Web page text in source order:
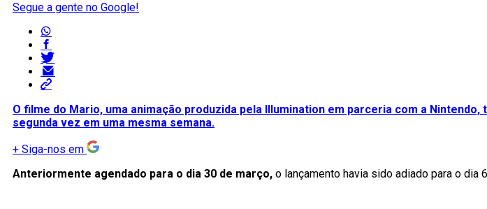
Segue a gente no Google!
O filme do Mario, uma animação produzida pela Illumination em parceria com a
segunda vez em uma mesma semana.
+ Siga-nos em
Anteriormente agendado para o dia 30 de março, o lançamento havia sido adiado para o dia